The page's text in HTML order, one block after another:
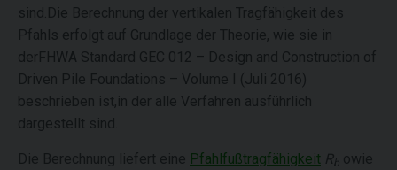
sind.Die Berechnung der vertikalen Tragfähigkeit des
Pfahls erfolgt auf Grundlage der Theorie, wie sie in
derFHWA Standard GEC 012 – Design and Construction of
Driven Pile Foundations – Volume I (Juli 2016)
beschrieben ist,in der alle Verfahren ausführlich
dargestellt sind.
Die Berechnung liefert eine Pfahlfußtragfähigkeit Rb owie